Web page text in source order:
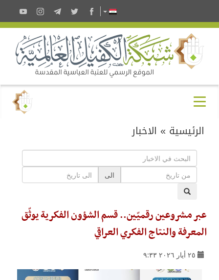
الرئيسية » الاخبار
الى
عبر مشروعين رقميّين.. قسم الشؤون الفكرية يوثّق
المعرفة والنتاج الفكري العراقي
٢٥ أيار ٢٠٢٦ ٩:٣٣